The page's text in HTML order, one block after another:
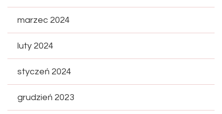
marzec 2024
luty 2024
styczeń 2024
grudzień 2023